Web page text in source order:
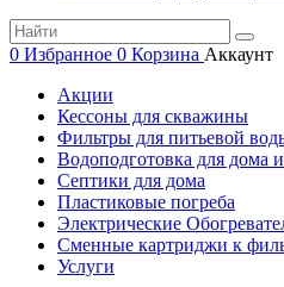
0 Избранное 0 Корзина Аккаунт
Акции
Кессоны для скважины
Фильтры для питьевой
Водоподготовка для дома
Септики для дома
Пластиковые погреба
Электрические
Сменные картриджи к
Услуги